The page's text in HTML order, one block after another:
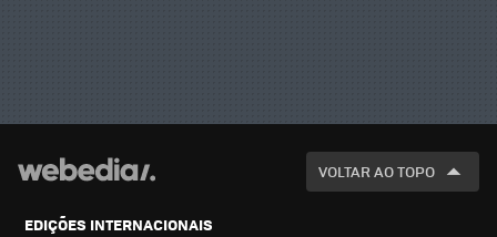
VOLTAR AO TOPO
EDIÇÕES INTERNACIONAIS